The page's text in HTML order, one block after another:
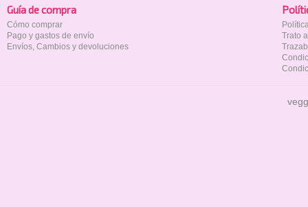
Guía de compra
Cómo comprar
Pago y gastos de envío
Envíos, Cambios y devoluciones
Trato